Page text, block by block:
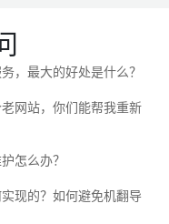
，最大的好处是什么？
网站，你们能帮我重新
怎么办？
现的？如何避免机翻导